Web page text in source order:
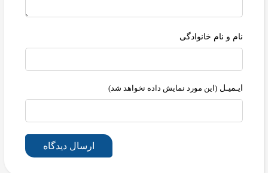
نام و نام خانوادگی
ایـمیـل (این مورد نمایش داده نخواهد شد)
ارسال دیدگاه